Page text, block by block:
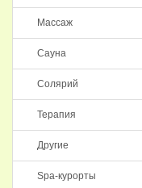
Массаж
Сауна
Солярий
Терапия
Другие
Spa-курорты